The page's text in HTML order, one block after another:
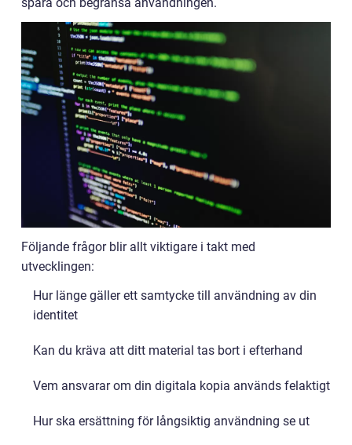
Följande frågor blir allt viktigare i takt med
utvecklingen:
Hur länge gäller ett samtycke till användning av din
identitet
Kan du kräva att ditt material tas bort i efterhand
Vem ansvarar om din digitala kopia används felaktigt
Hur ska ersättning för långsiktig användning se ut